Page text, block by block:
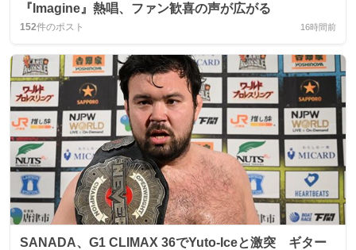
『Imagine』熱唱、ファン歓喜の声が広がる
152件のポスト 16時間前
SANADA、G1 CLIMAX 36でYuto‑Iceと激突 ギター